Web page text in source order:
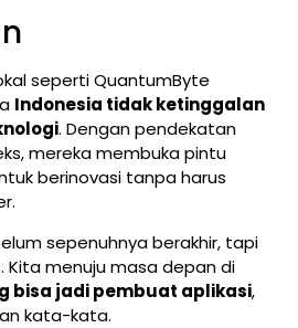
seperti QuantumByte
Indonesia tidak ketinggalan
. Dengan pendekatan
mereka membuka pintu
berinovasi tanpa harus
sepenuhnya berakhir, tapi
Kita menuju masa depan di
bisa jadi pembuat aplikasi,
kata-kata.